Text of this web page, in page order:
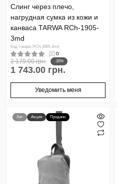
Слинг через плечо,
нагрудная сумка из кожи и
канваса TARWA RCh-1905-
3md
Код товара: RCh-1905-3md
0
2 179.00 грн. -20%
1 743.00 грн.
Уведомить меня
Хит Акция Продано